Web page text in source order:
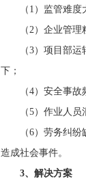
（1）监管难
（2）企业管
（3）项目部
下；
（4）安全事
（5）作业人
（6）劳务纠
造成社会事件。
3、解决方案